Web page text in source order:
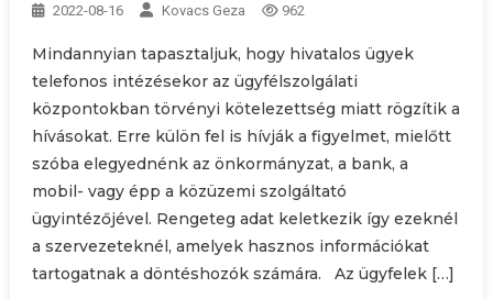
2022-08-16 Kovacs Geza 962
Mindannyian tapasztaljuk, hogy hivatalos ügyek
telefonos intézésekor az ügyfélszolgálati
központokban törvényi kötelezettség miatt rögzítik a
hívásokat. Erre külön fel is hívják a figyelmet, mielőtt
szóba elegyednénk az önkormányzat, a bank, a
mobil- vagy épp a közüzemi szolgáltató
ügyintézőjével. Rengeteg adat keletkezik így ezeknél
a szervezeteknél, amelyek hasznos információkat
tartogatnak a döntéshozók számára. Az ügyfelek […]